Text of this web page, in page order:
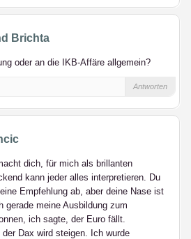
Brichta
oder an die IKB-Affäre allgemein?
Antworten
dich, für mich als brillanten
kann jeder alles interpretieren. Du
Empfehlung ab, aber deine Nase ist
gerade meine Ausbildung zum
ich sagte, der Euro fällt.
Dax wird steigen. Ich wurde